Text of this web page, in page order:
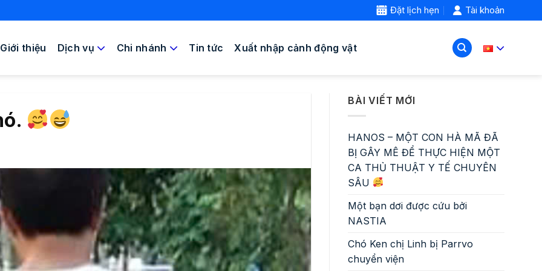
Đặt lịch hẹn Tài khoản
Giới thiệu Dịch vụ Chi nhánh Tin tức Xuất nhập cảnh động vật
BÀI VIẾT MỚI
HANOS – MỘT CON HÀ MÃ ĐÃ
BỊ GÂY MÊ ĐỂ THỰC HIỆN MỘT
CA THỦ THUẬT Y TẾ CHUYÊN
SÂU
Một bạn dơi được cứu bởi
NASTIA
Chó Ken chị Linh bị Parrvo
chuyển viện